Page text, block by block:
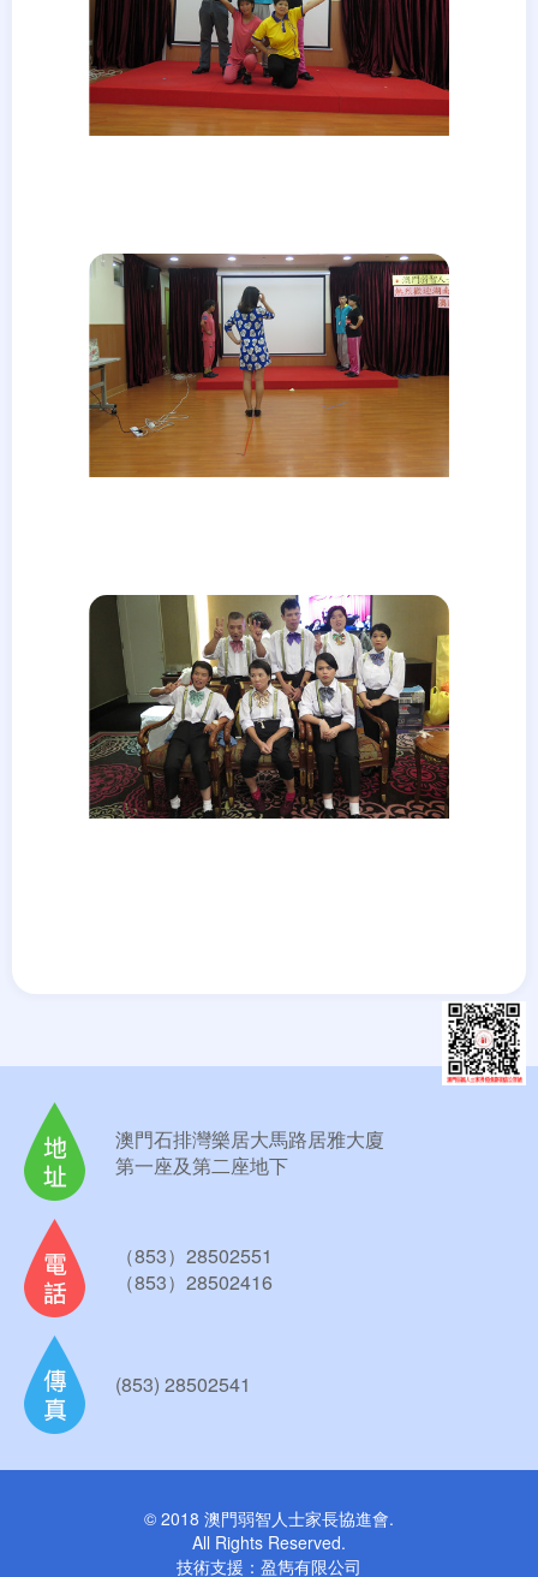
澳門石排灣樂居大馬路居雅大廈
第一座及第二座地下
（853）28502551
（853）28502416
(853) 28502541
© 2018 澳門弱智人士家長協進會.
All Rights Reserved.
技術支援： 盈雋有限公司